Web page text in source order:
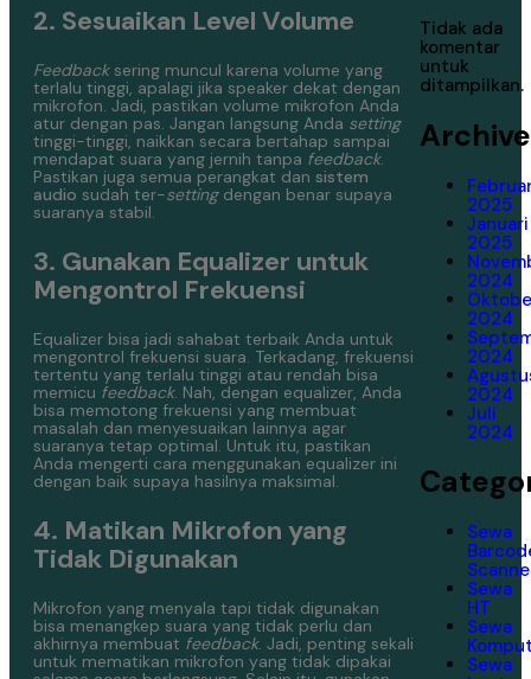
2. Sesuaikan Level Volume
Feedbacksering muncul karena volume yang
terlalu tinggi, apalagi jika speaker dekat dengan
mikrofon. Jadi, pastikan volume mikrofon Anda
atur dengan pas. Jangan langsung Anda setting
tinggi-tinggi, naikkan secara bertahap sampai
mendapat suara yang jernih tanpa feedback.
Pastikan juga semua perangkat dan sistem
audio sudah ter-settingdengan benar supaya
suaranya stabil.
3. Gunakan Equalizer untuk
Mengontrol Frekuensi
Equalizer bisa jadi sahabat terbaik Anda untuk
mengontrol frekuensi suara. Terkadang, frekuensi
tertentu yang terlalu tinggi atau rendah bisa
memicu feedback. Nah, dengan equalizer, Anda
bisa memotong frekuensi yang membuat
masalah dan menyesuaikan lainnya agar
suaranya tetap optimal. Untuk itu, pastikan
Anda mengerti cara menggunakan equalizer ini
dengan baik supaya hasilnya maksimal.
4. Matikan Mikrofon yang
Tidak Digunakan
Mikrofon yang menyala tapi tidak digunakan
bisa menangkep suara yang tidak perlu dan
akhirnya membuat feedback. Jadi, penting sekali
untuk mematikan mikrofon yang tidak dipakai
Tidak ada
komentar
untuk
ditampilkan.
2025
Januari
2025
2024
2024
2024
2024
Juli
2024
Sewa
Sewa
HT
Sewa
Sewa